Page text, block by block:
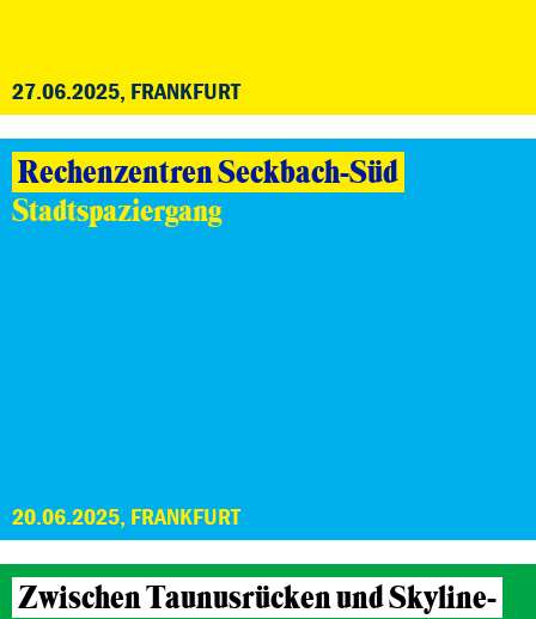
27.06.2025, FRANKFURT
Rechenzentren Seckbach-Süd
Stadtspaziergang
20.06.2025, FRANKFURT
Zwischen Taunusrücken und Skyline-